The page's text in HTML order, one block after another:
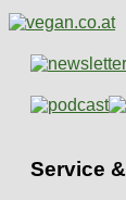
Service